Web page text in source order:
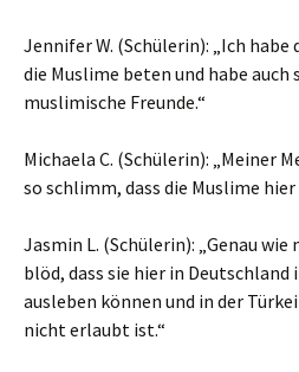
Jennifer W. (Schülerin): „Ich
die Muslime beten und habe
muslimische Freunde.“
Michaela C. (Schülerin): „Meiner
so schlimm, dass die Muslime
Jasmin L. (Schülerin): „Genau
blöd, dass sie hier in Deutschland
ausleben können und in der
nicht erlaubt ist.“